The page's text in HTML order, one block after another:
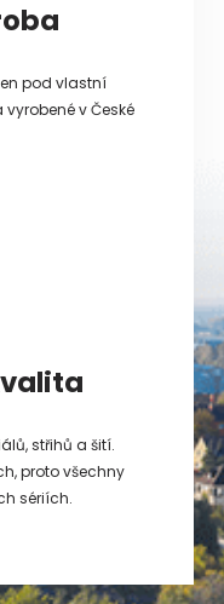
pod vlastní
v České
střihů a šití.
proto všechny
sériích.